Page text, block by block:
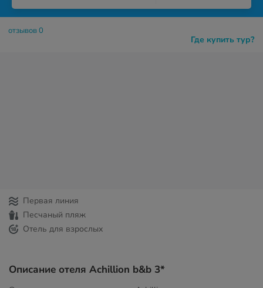
Где купить тур?
отзывов 0
Первая линия
Песчаный пляж
Отель для взрослых
Описание отеля Achillion b&b 3*